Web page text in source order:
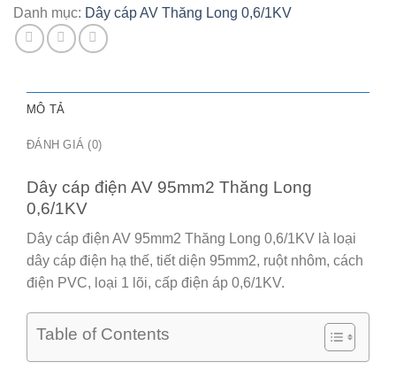
số
lượng
Danh mục: Dây cáp AV Thăng Long 0,6/1KV
MÔ TẢ
ĐÁNH GIÁ (0)
Dây cáp điện AV 95mm2 Thăng Long
0,6/1KV
Dây cáp điện AV 95mm2 Thăng Long 0,6/1KV là loại
dây cáp điện hạ thế, tiết diện 95mm2, ruột nhôm, cách
điện PVC, loại 1 lõi, cấp điện áp 0,6/1KV.
Table of Contents